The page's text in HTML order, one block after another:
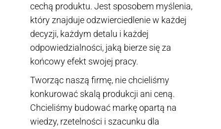
cechą produktu. Jest sposobem myślenia,
który znajduje odzwierciedlenie w każdej
decyzji, każdym detalu i każdej
odpowiedzialności, jaką bierze się za
końcowy efekt swojej pracy.
Tworząc naszą firmę, nie chcieliśmy
konkurować skalą produkcji ani ceną.
Chcieliśmy budować markę opartą na
wiedzy, rzetelności i szacunku dla